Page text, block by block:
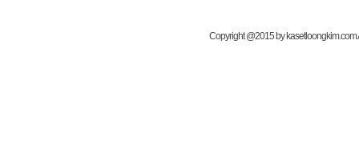
Copyright @2015 by kasetloongkim.com